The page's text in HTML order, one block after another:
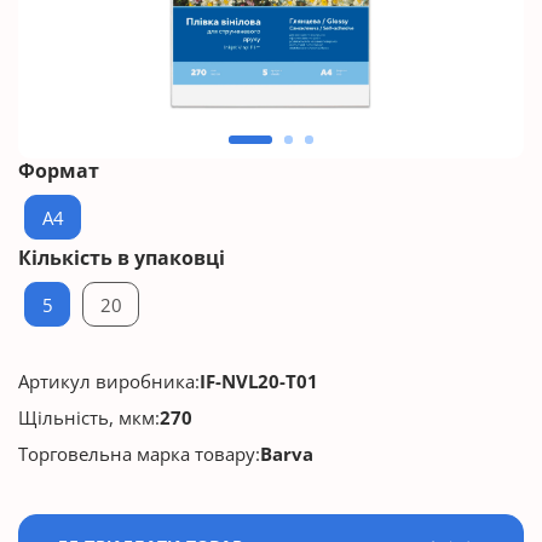
Формат
A4
Кількість в упаковці
5 20
Артикул виробника:IF-NVL20-T01
Щільність, мкм:270
Торговельна марка товару:Barva